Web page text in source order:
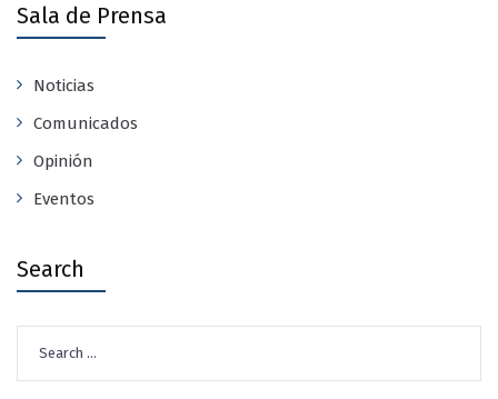
Sala de Prensa
Noticias
Comunicados
Opinión
Eventos
Search
for: